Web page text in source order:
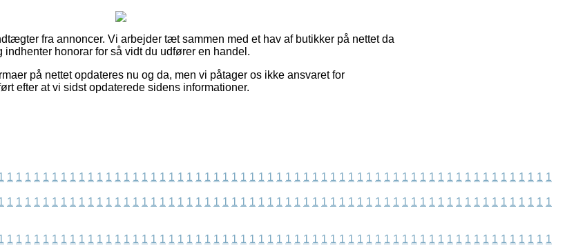
fra annoncer. Vi arbejder tæt sammen med et hav af butikker på nettet da
honorar for så vidt du udfører en handel.
på nettet opdateres nu og da, men vi påtager os ikke ansvaret for
efter at vi sidst opdaterede sidens informationer.
1 1 1 1 1 1 1 1 1 1 1 1 1 1 1 1 1 1 1 1 1 1 1 1 1 1 1 1 1 1 1 1 1 1 1 1 1 1 1 1 1 1 1 1 1 1 1 1 1 1 1 1 1 1 1 1 1 1 1 1 1
1 1 1 1 1 1 1 1 1 1 1 1 1 1 1 1 1 1 1 1 1 1 1 1 1 1 1 1 1 1 1 1 1 1 1 1 1 1 1 1 1 1 1 1 1 1 1 1 1 1 1 1 1 1 1 1 1 1 1 1 1
1 1 1 1 1 1 1 1 1 1 1 1 1 1 1 1 1 1 1 1 1 1 1 1 1 1 1 1 1 1 1 1 1 1 1 1 1 1 1 1 1 1 1 1 1 1 1 1 1 1 1 1 1 1 1 1 1 1 1 1 1